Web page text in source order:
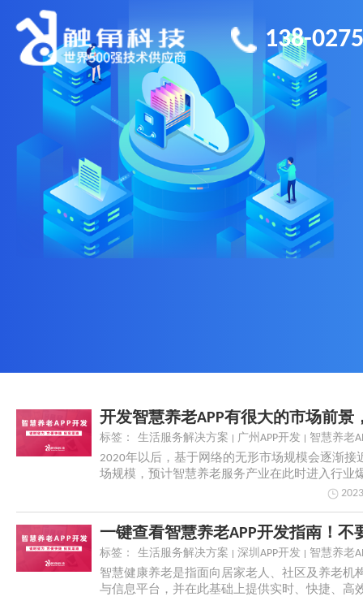
138-
标签： 生活服务解决方案 广州APP开发
智慧养老
2020年以后，基于网络的无形市场规模会逐渐接
场规模，预计智慧养老服务产业在此时进入行业
标签： 生活服务解决方案 深圳APP开发
智慧养老
智慧健康养老是指面向居家老人、社区及养老机
与信息平台，并在此基础上提供实时、快捷、高